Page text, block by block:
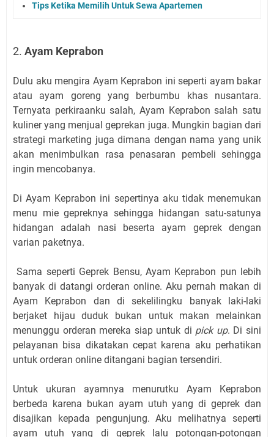
Tips Ketika Memilih Untuk Sewa Apartemen
2. Ayam Keprabon
Dulu aku mengira Ayam Keprabon ini seperti ayam bakar
atau ayam goreng yang berbumbu khas nusantara.
Ternyata perkiraanku salah, Ayam Keprabon salah satu
kuliner yang menjual geprekan juga. Mungkin bagian dari
strategi marketing juga dimana dengan nama yang unik
akan menimbulkan rasa penasaran pembeli sehingga
ingin mencobanya.
Di Ayam Keprabon ini sepertinya aku tidak menemukan
menu mie gepreknya sehingga hidangan satu-satunya
hidangan adalah nasi beserta ayam geprek dengan
varian paketnya.
Sama seperti Geprek Bensu, Ayam Keprabon pun lebih
banyak di datangi orderan online. Aku pernah makan di
Ayam Keprabon dan di sekelilingku banyak laki-laki
berjaket hijau duduk bukan untuk makan melainkan
menunggu orderan mereka siap untuk di pick up. Di sini
pelayanan bisa dikatakan cepat karena aku perhatikan
untuk orderan online ditangani bagian tersendiri.
Untuk ukuran ayamnya menurutku Ayam Keprabon
berbeda karena bukan ayam utuh yang di geprek dan
disajikan kepada pengunjung. Aku melihatnya seperti
ayam utuh yang di geprek lalu potongan-potongan